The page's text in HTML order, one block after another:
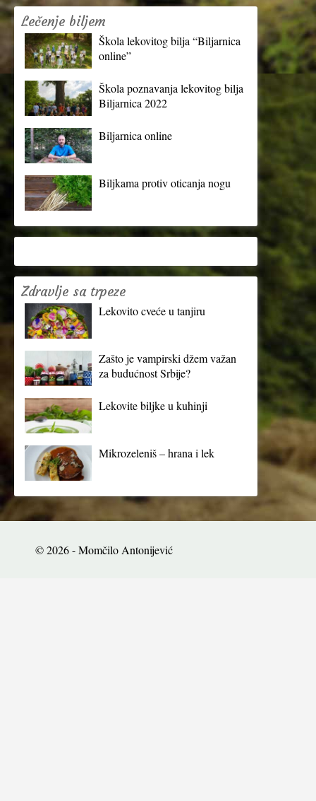
Lečenje biljem
Škola lekovitog bilja “Biljarnica
online”
Škola poznavanja lekovitog bilja
Biljarnica 2022
Biljarnica online
Biljkama protiv oticanja nogu
Zdravlje sa trpeze
Lekovito cveće u tanjiru
Zašto je vampirski džem važan
za budućnost Srbije?
Lekovite biljke u kuhinji
Mikrozeleniš – hrana i lek
© 2026 - Momčilo Antonijević